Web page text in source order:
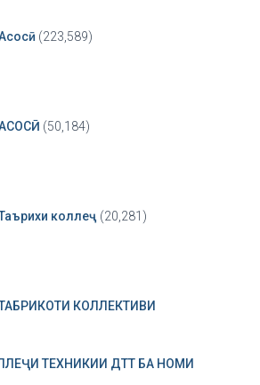
(223,589)
(50,184)
коллеҷ (20,281)
КОЛЛЕКТИВИ
ТЕХНИКИИ ДТТ БА НОМИ